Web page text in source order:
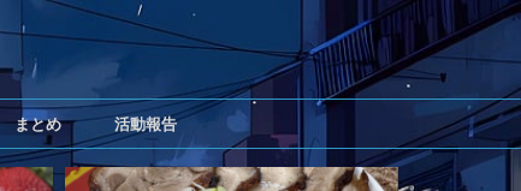
まとめ 活動報告